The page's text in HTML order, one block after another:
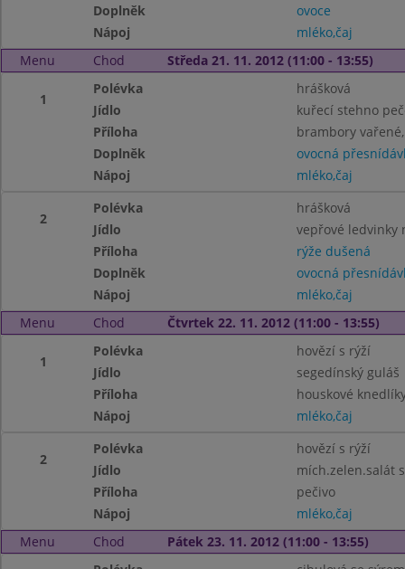
Doplněk
ovoce
Nápoj
mléko,čaj
Menu
Chod Středa 21. 11. 2012 (11:00 - 13:55)
1
Polévka
hrášková
Jídlo
kuřecí stehno
Příloha
brambory
Doplněk
ovocná
Nápoj
mléko,čaj
2
Polévka
hrášková
Jídlo
vepřové ledvinky
Příloha
rýže dušená
Doplněk
ovocná
Nápoj
mléko,čaj
Menu
Chod Čtvrtek 22. 11. 2012 (11:00 - 13:55)
1
Polévka
hovězí s rýží
Jídlo
segedínský guláš
Příloha
houskové
Nápoj
mléko,čaj
2
Polévka
hovězí s rýží
Jídlo
mích.zelen.salát
Příloha
pečivo
Nápoj
mléko,čaj
Menu
Chod Pátek 23. 11. 2012 (11:00 - 13:55)